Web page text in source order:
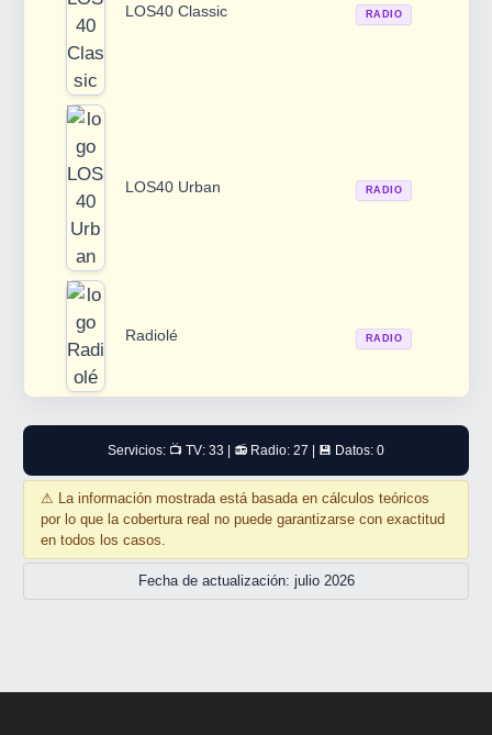
LOS40 Classic RADIO
LOS40 Urban RADIO
Radiolé RADIO
Servicios: 📺 TV: 33 | 📻 Radio: 27 | 💾 Datos: 0
⚠ La información mostrada está basada en cálculos teóricos
por lo que la cobertura real no puede garantizarse con exactitud
en todos los casos.
Fecha de actualización: julio 2026